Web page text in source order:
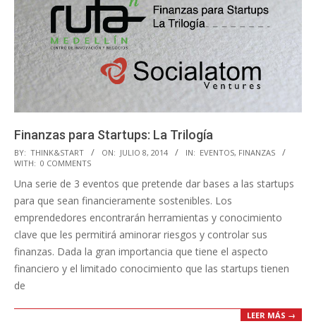
Finanzas para Startups: La Trilogía
2014-
07-
08
BY: THINK&START ON: JULIO 8, 2014 IN: EVENTOS, FINANZAS
WITH: 0 COMMENTS
Una serie de 3 eventos que pretende dar bases a las startups
para que sean financieramente sostenibles. Los
emprendedores encontrarán herramientas y conocimiento
clave que les permitirá aminorar riesgos‏ y controlar sus
finanzas. Dada la gran importancia que tiene el aspecto
financiero y el limitado conocimiento que las startups tienen
de
LEER MÁS →